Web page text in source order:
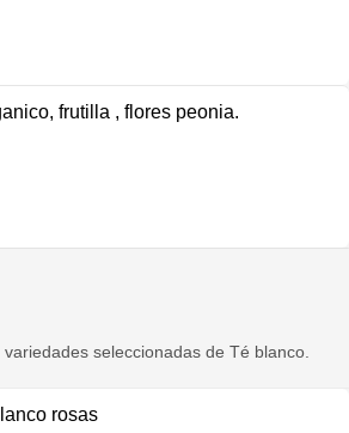
frutilla , flores peonia.
seleccionadas de Té blanco.
rosas